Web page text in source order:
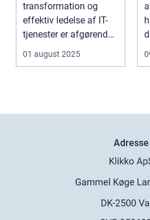
transformation og
effektiv ledelse af IT-
tjenester er afgørende,
st&...
01 august 2025
Adresse